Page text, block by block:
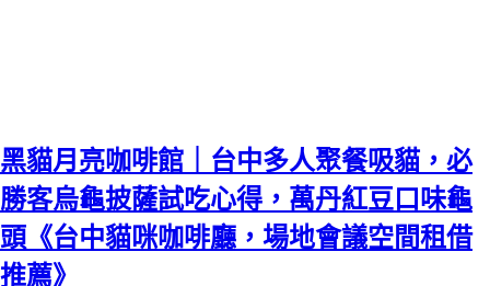
黑貓月亮咖啡館｜台中多人聚餐吸貓，必
勝客烏龜披薩試吃心得，萬丹紅豆口味龜
頭《台中貓咪咖啡廳，場地會議空間租借
推薦》